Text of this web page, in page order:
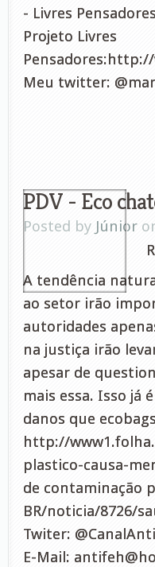
- Livres
Projeto Livres
Meu twitter:
PDV - Eco
Posted by Júnior
A tendência
ao setor irão
autoridades
na justiça irão
apesar de
mais essa. Isso já
danos que
http://
plastico-causa-
de contaminação
BR/noticia/8726/
Twiter:
E-Mail: